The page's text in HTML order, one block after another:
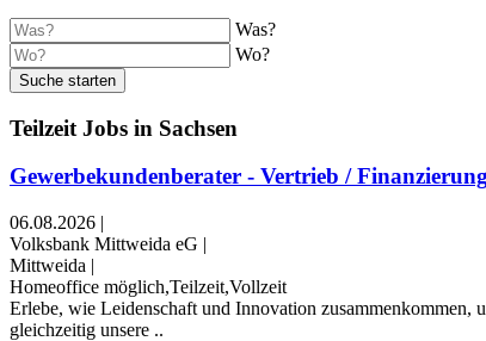
Was?
Wo?
Suche starten
Teilzeit Jobs in Sachsen
Gewerbekundenberater - Vertrieb /
06.08.2026 |
Volksbank Mittweida eG |
Mittweida |
Homeoffice möglich,Teilzeit,Vollzeit
Erlebe, wie Leidenschaft und Innovation
gleichzeitig unsere ..